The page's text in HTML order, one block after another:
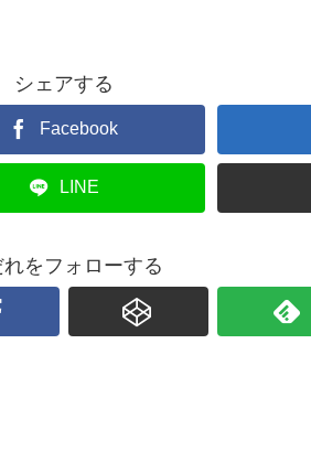
シェアする
Facebook
LINE
をフォローする